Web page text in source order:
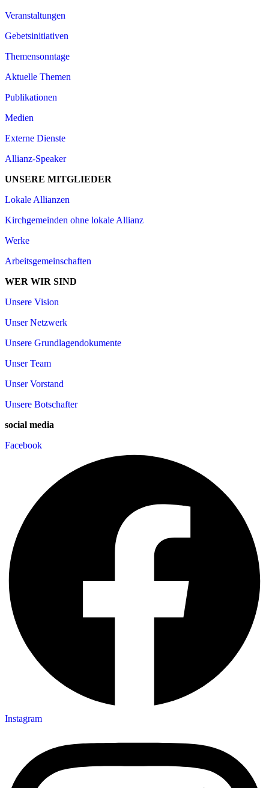
Veranstaltungen
Gebetsinitiativen
Themensonntage
Aktuelle Themen
Publikationen
Medien
Externe Dienste
Allianz-Speaker
UNSERE MITGLIEDER
Lokale Allianzen
Kirchgemeinden ohne lokale Allianz
Werke
Arbeitsgemeinschaften
WER WIR SIND
Unsere Vision
Unser Netzwerk
Unsere Grundlagendokumente
Unser Team
Unser Vorstand
Unsere Botschafter
social media
Facebook
Instagram